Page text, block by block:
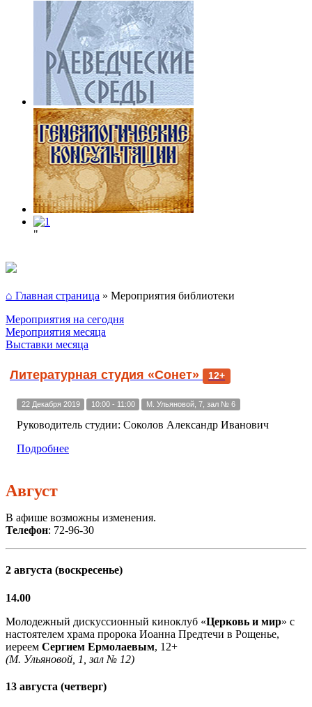
"
⌂ Главная страница » Мероприятия библиотеки
Мероприятия на сегодня
Мероприятия месяца
Выставки месяца
Литературная студия «Сонет» 12+
22 Декабря 2019 10:00 - 11:00 М. Ульяновой, 7, зал № 6
Руководитель студии: Соколов Александр Иванович
Подробнее
Август
В афише возможны изменения.
Телефон: 72-96-30
2 августа (воскресенье)
14.00
Молодежный дискуссионный киноклуб «Церковь и мир» с
настоятелем храма пророка Иоанна Предтечи в Рощенье,
иереем Сергием Ермолаевым, 12+
(М. Ульяновой, 1, зал № 12)
13 августа (четверг)